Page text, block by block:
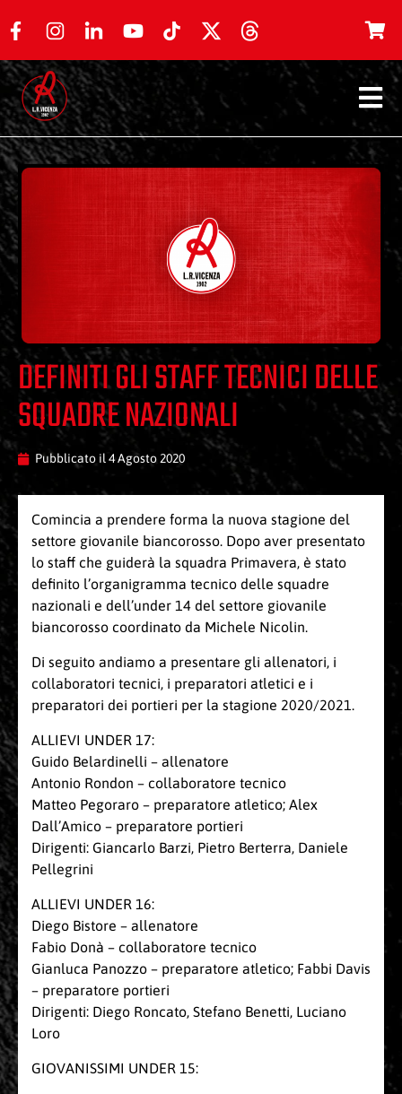
DEFINITI GLI STAFF TECNICI DELLE
SQUADRE NAZIONALI
Pubblicato il 4 Agosto 2020
Comincia a prendere forma la nuova stagione del
settore giovanile biancorosso. Dopo aver presentato
lo staff che guiderà la squadra Primavera, è stato
definito l’organigramma tecnico delle squadre
nazionali e dell’under 14 del settore giovanile
biancorosso coordinato da Michele Nicolin.
Di seguito andiamo a presentare gli allenatori, i
collaboratori tecnici, i preparatori atletici e i
preparatori dei portieri per la stagione 2020/2021.
ALLIEVI UNDER 17:
Guido Belardinelli – allenatore
Antonio Rondon – collaboratore tecnico
Matteo Pegoraro – preparatore atletico; Alex
Dall’Amico – preparatore portieri
Dirigenti: Giancarlo Barzi, Pietro Berterra, Daniele
Pellegrini
ALLIEVI UNDER 16:
Diego Bistore – allenatore
Fabio Donà – collaboratore tecnico
Gianluca Panozzo – preparatore atletico; Fabbi Davis
– preparatore portieri
Dirigenti: Diego Roncato, Stefano Benetti, Luciano
Loro
GIOVANISSIMI UNDER 15: